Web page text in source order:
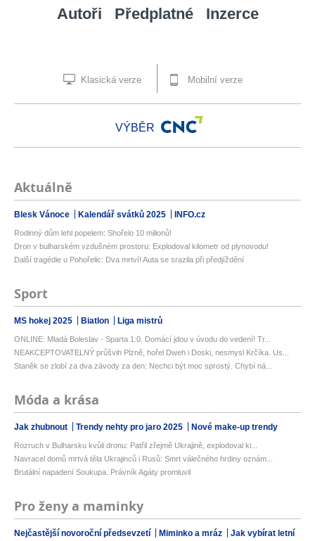
Autoři Předplatné Inzerce
Klasická verze Mobilní verze
VÝBĚR
Aktuálně
Blesk Vánoce Kalendář svátků 2025 INFO.cz
Rodinný dům lehl popelem: Shořelo 10 milionů!
Dron v bulharském vzdušném prostoru: Explodoval kilometr od plynovodu!
Další tragédie u Pohořelic: Dva mrtví! Auta se srazila při předjíždění
Sport
MS hokej 2025 Biatlon Liga mistrů
ONLINE: Mladá Boleslav - Sparta 1:0. Domácí jdou v úvodu do vedení! Tr...
NEAKCEPTOVATELNÝ průšvih Plzně, hořel Dweh i Doski, nesmysl Krčíka. Us...
Staněk se zlobí za dva závody za den: Nechci být moc sprostý. Chybí ná...
Móda a krása
Jak zhubnout Trendy nehty pro jaro 2025 Nové make-up trendy
Rozruch v Bulharsku kvůli dronu: Patřil zřejmě Ukrajině, explodoval ki...
Navracel domů mrtvá těla Ukrajinců i Rusů: Smrt válečného hrdiny oznám...
Brutální napadení Soukupa. Právník Agáty promluvil
Pro ženy a maminky
Nejčastější novoroční předsevzetí Miminko a mráz Jak vybírat letní